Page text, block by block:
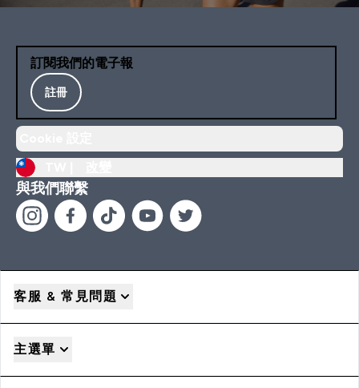
訂閱我們的電子報
註冊
與我們聯繫
客服 & 常見問題
主選單